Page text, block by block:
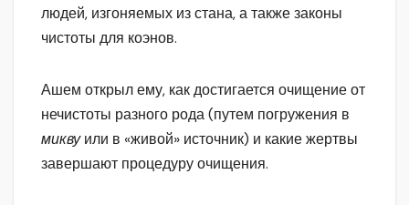
людей, изгоняемых из стана, а также законы
чистоты для коэнов.
Ашем открыл ему, как достигается очищение от
нечистоты разного рода (путем погружения в
миквуили в «живой» источник) и какие жертвы
завершают процедуру очищения.